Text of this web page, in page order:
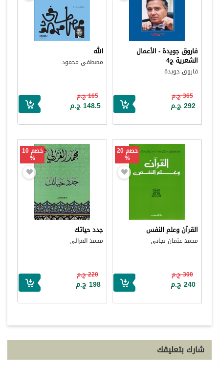
فاروق جويدة - الأعمال
الشعرية ج4
فاروق جويدة
365 ج.م
292 ج.م
الله
مصطفى محمود
165 ج.م
148.5 ج.م
خصم 20
%
القرآن وعلم النفس
محمد عثمان نجاتى
300 ج.م
240 ج.م
خصم 10
%
جدد حياتك
محمد الغزالى
220 ج.م
198 ج.م
شارك بتعليقك